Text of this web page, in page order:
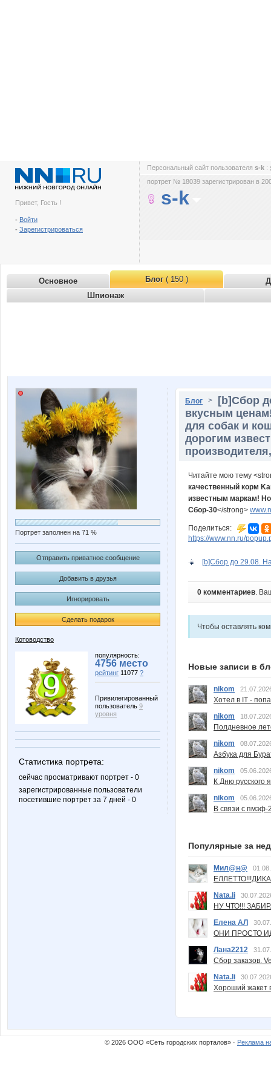
Привет, Гость !
- Войти
- Зарегистрироваться
Персональный сайт пользователя s-k :
портрет № 18039 зарегистрирован в
s-k
Основное Блог( 150 )
Шпионаж
Портрет заполнен на 71 %
Отправить приватное сообщение
Добавить в друзья
Игнорировать
Сделать подарок
Котоводство
популярность:
4756 место
рейтинг 11077 ?
Привилегированный
пользователь 9
уровня
Статистика портрета:
сейчас просматривают портрет - 0
зарегистрированные пользователи
посетившие портрет за 7 дней - 0
Блог >
[b]Cбор
вкусным
для собак и
дорогим
Читайте мою тему
качественный корм
известным маркам!
Сбор-30</strong>
Поделиться:
https://www.nn.ru/
[b]Сбор до 29.08.
0 комментариев.
Чтобы оставлять
Новые записи в
nikom
Хотел в IT -
nikom
Полдневное
nikom
Азбука для
nikom
К Дню русского
nikom
В связи с пмэф-
Популярные за
Мил@н@
Nata.li
НУ ЧТО!!!
Елена АЛ
ОНИ ПРОСТО
Лана2212
Сбор заказов.
Nata.li
Хороший жакет
© 2026 ООО «Сеть городских порталов» · Реклама